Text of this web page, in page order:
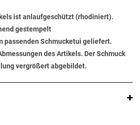
ist anlaufgeschützt (rhodiniert).
gestempelt
passenden Schmucketui geliefert.
des Artikels. Der Schmuck
vergrößert abgebildet.